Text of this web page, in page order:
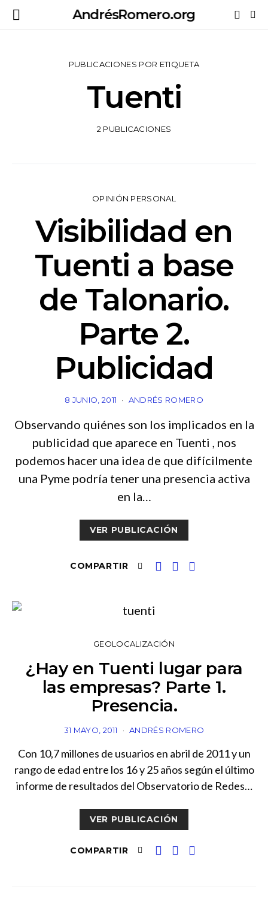
AndrésRomero.org
PUBLICACIONES POR ETIQUETA
Tuenti
2 PUBLICACIONES
OPINIÓN PERSONAL
Visibilidad en
Tuenti a base
de Talonario.
Parte 2.
Publicidad
8 JUNIO, 2011 ANDRÉS ROMERO
Observando quiénes son los implicados en la
publicidad que aparece en Tuenti , nos
podemos hacer una idea de que difícilmente
una Pyme podría tener una presencia activa
en la…
VER PUBLICACIÓN
COMPARTIR
GEOLOCALIZACIÓN
¿Hay en Tuenti lugar para
las empresas? Parte 1.
Presencia.
31 MAYO, 2011 ANDRÉS ROMERO
Con 10,7 millones de usuarios en abril de 2011 y un
rango de edad entre los 16 y 25 años según el último
informe de resultados del Observatorio de Redes…
VER PUBLICACIÓN
COMPARTIR